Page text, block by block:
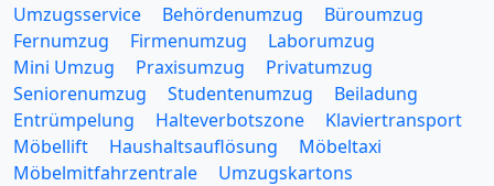
Umzugsservice Behördenumzug
Büroumzug
Fernumzug
Firmenumzug
Laborumzug
Mini Umzug
Praxisumzug
Privatumzug
Seniorenumzug
Studentenumzug
Beiladung
Entrümpelung
Halteverbotszone
Klaviertransport
Möbellift
Haushaltsauflösung
Möbeltaxi
Möbelmitfahrzentrale
Umzugskartons